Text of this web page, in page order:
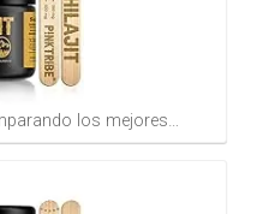
los mejores…